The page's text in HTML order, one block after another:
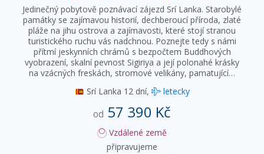
Jedinečný pobytově poznávací zájezd Srí Lanka. Starobylé
památky se zajímavou historií, dechberoucí příroda, zlaté
pláže na jihu ostrova a zajímavosti, které stojí stranou
turistického ruchu vás nadchnou. Poznejte tedy s námi
přítmí jeskynních chrámů s bezpočtem Buddhových
vyobrazení, skalní pevnost Sigiriya a její polonahé krásky
na vzácných freskách, stromové velikány, pamatující…
Srí Lanka 12 dní, letecky
od 57 390 Kč
Vzdálené země
připravujeme